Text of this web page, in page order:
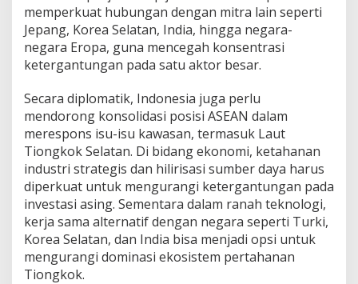
memperkuat hubungan dengan mitra lain seperti
Jepang, Korea Selatan, India, hingga negara-
negara Eropa, guna mencegah konsentrasi
ketergantungan pada satu aktor besar.
Secara diplomatik, Indonesia juga perlu
mendorong konsolidasi posisi ASEAN dalam
merespons isu-isu kawasan, termasuk Laut
Tiongkok Selatan. Di bidang ekonomi, ketahanan
industri strategis dan hilirisasi sumber daya harus
diperkuat untuk mengurangi ketergantungan pada
investasi asing. Sementara dalam ranah teknologi,
kerja sama alternatif dengan negara seperti Turki,
Korea Selatan, dan India bisa menjadi opsi untuk
mengurangi dominasi ekosistem pertahanan
Tiongkok.